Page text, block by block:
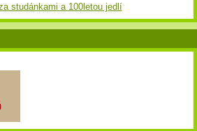
studánkami a 100letou jedlí